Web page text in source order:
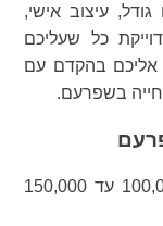
עיצוב אישי,
כל שעליכם
אליכם בהקדם עם
בשפרעם.
מחיר בריכת בטון סטנדרטית כ 100,000 עד 150,000